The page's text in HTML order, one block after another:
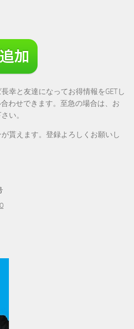
幸と友達になってお得情報をGETし
わせできます。至急の場合は、お
い。
貰えます。登録よろしくお願いし